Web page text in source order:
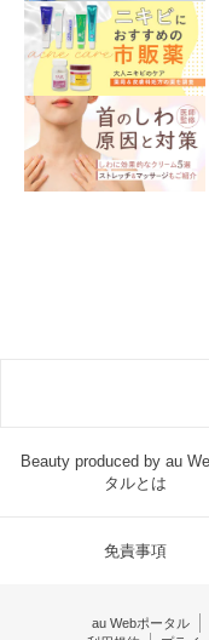
Beauty produced by au
タルとは
免責事項
au Webポータル